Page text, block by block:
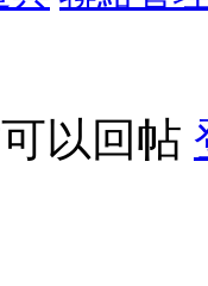
以回帖